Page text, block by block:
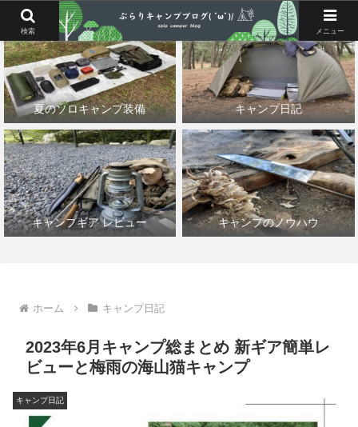
夏のソロキャンプ装備 キャンプ日記
キャンプギア レビュー キャンプのノウハウ
ホーム キャンプ日記
2023年6月キャンプ総まとめ 新ギア簡単レ
ビューと梅雨の海山猫キャンプ
キャンプ日記
検索 メニュー